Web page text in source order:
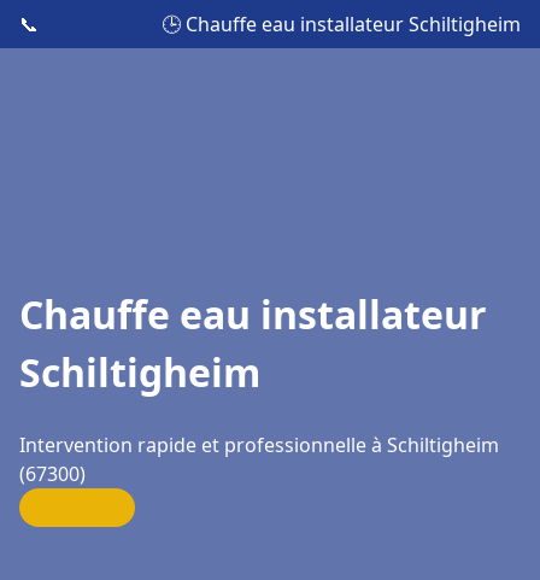
📞 🕒 Chauffe eau installateur Schiltigheim
Chauffe eau installateur
Schiltigheim
Intervention rapide et professionnelle à Schiltigheim
(67300)